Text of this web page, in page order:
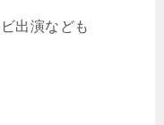
出演なども